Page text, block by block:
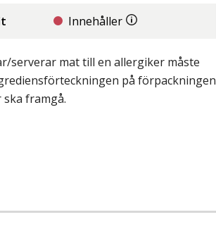
Innehåller
serverar mat till en allergiker måste
på förpackningen
framgå.